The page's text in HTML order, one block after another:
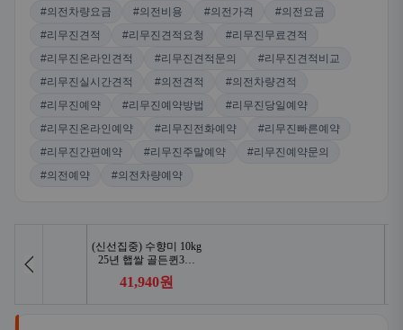
#의전차량요금
#의전비용 #의전가격
#의전요금
#리무진견적
#리무진견적요청
#리무진무료견적
#리무진온라인견적
#리무진견적문의
#리무진견적비교
#리무진실시간견적
#의전견적
#의전차량견적
#리무진예약
#리무진예약방법
#리무진당일예약
#리무진온라인예약
#리무진전화예약
#리무진빠른예약
#리무진간편예약
#리무진주말예약
#리무진예약문의
#의전예약
#의전차량예약